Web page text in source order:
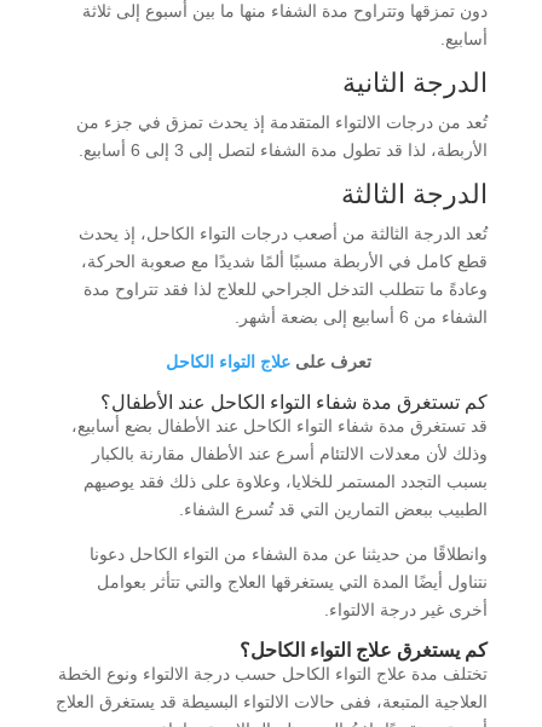
دون تمزقها وتتراوح مدة الشفاء منها ما بين أسبوع إلى ثلاثة
أسابيع.
الدرجة الثانية
تُعد من درجات الالتواء المتقدمة إذ يحدث تمزق في جزء من
الأربطة، لذا قد تطول مدة الشفاء لتصل إلى 3 إلى 6 أسابيع.
الدرجة الثالثة
تُعد الدرجة الثالثة من أصعب درجات التواء الكاحل، إذ يحدث
قطع كامل في الأربطة مسببًا ألمًا شديدًا مع صعوبة الحركة،
وعادةً ما تتطلب التدخل الجراحي للعلاج لذا فقد تتراوح مدة
الشفاء من 6 أسابيع إلى بضعة أشهر.
تعرف على علاج التواء الكاحل
كم تستغرق مدة شفاء التواء الكاحل عند الأطفال؟
قد تستغرق مدة شفاء التواء الكاحل عند الأطفال بضع أسابيع،
وذلك لأن معدلات الالتئام أسرع عند الأطفال مقارنة بالكبار
بسبب التجدد المستمر للخلايا، وعلاوة على ذلك فقد يوصيهم
الطبيب ببعض التمارين التي قد تُسرع الشفاء.
وانطلاقًا من حديثنا عن مدة الشفاء من التواء الكاحل دعونا
نتناول أيضًا المدة التي يستغرقها العلاج والتي تتأثر بعوامل
أخرى غير درجة الالتواء.
كم يستغرق علاج التواء الكاحل؟
تختلف مدة علاج التواء الكاحل حسب درجة الالتواء ونوع الخطة
العلاجية المتبعة، ففى حالات الالتواء البسيطة قد يستغرق العلاج